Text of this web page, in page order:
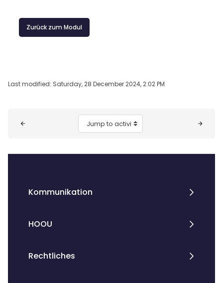
Zurück zum Modul
Last modified: Saturday, 28 December 2024, 2:02 PM
Jump to activity
Kommunikation
HOOU
Rechtliches